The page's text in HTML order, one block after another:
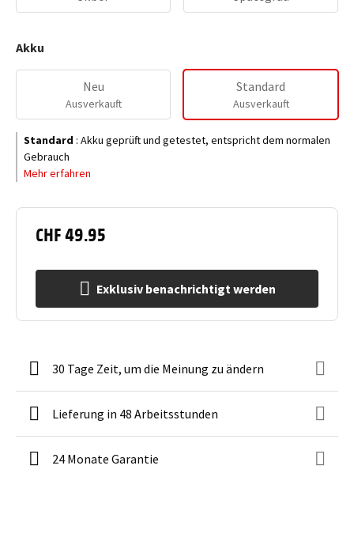
CHF 49.95
Exklusiv benachrichtigt werden
Akku
Neu
Ausverkauft
Standard
Ausverkauft
Standard : Akku geprüft und getestet, entspricht dem normalen
Gebrauch
Mehr erfahren
30 Tage Zeit, um die Meinung zu ändern
Lieferung in 48 Arbeitsstunden
24 Monate Garantie